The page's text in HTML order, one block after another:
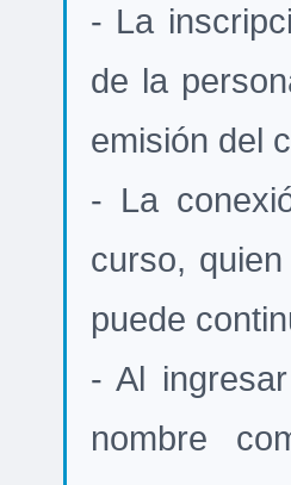
- La
de la
emisión del
- La
curso,
puede
- Al
nombre